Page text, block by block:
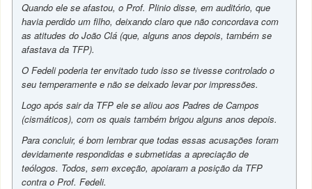
Quando ele se afastou, o Prof. Plinio disse, em auditório, que
havia perdido um filho, deixando claro que não concordava com
as atitudes do João Clá (que, alguns anos depois, também se
afastava da TFP).
O Fedeli poderia ter envitado tudo isso se tivesse controlado o
seu temperamente e não se deixado levar por impressões.
Logo após sair da TFP ele se aliou aos Padres de Campos
(cismáticos), com os quais também brigou alguns anos depois.
Para concluir, é bom lembrar que todas essas acusações foram
devidamente respondidas e submetidas a apreciação de
teólogos. Todos, sem exceção, apoiaram a posição da TFP
contra o Prof. Fedeli.